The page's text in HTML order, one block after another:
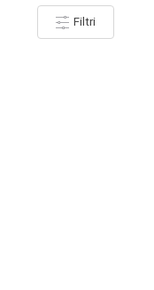
Filtri